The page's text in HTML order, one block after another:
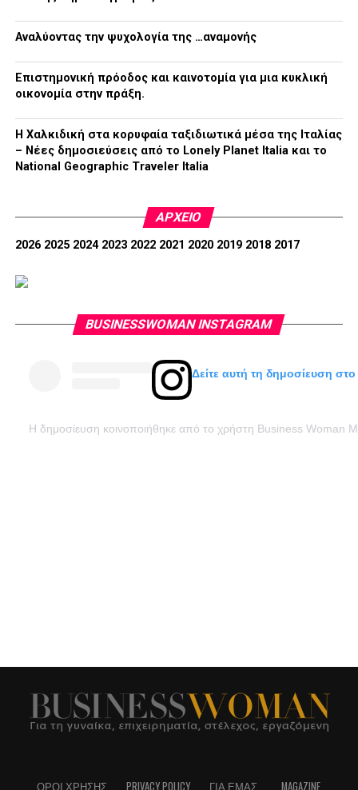
Αναλύοντας την ψυχολογία της …αναμονής
Επιστημονική πρόοδος και καινοτομία για μια κυκλική
οικονομία στην πράξη.
Η Χαλκιδική στα κορυφαία ταξιδιωτικά μέσα της Ιταλίας
– Νέες δημοσιεύσεις από το Lonely Planet Italia και το
National Geographic Traveler Italia
ΑΡΧΕΊΟ
2026 2025 2024 2023 2022 2021 2020 2019 2018 2017
BUSINESSWOMAN INSTAGRAM
Δείτε αυτή τη δημοσίευση
Η δημοσίευση κοινοποιήθηκε από το χρήστη Business Woman
ΌΡΟΙ ΧΡΉΣΗΣ PRIVACY POLICY ΓΙΑ ΕΜΆΣ.. MAGAZINE